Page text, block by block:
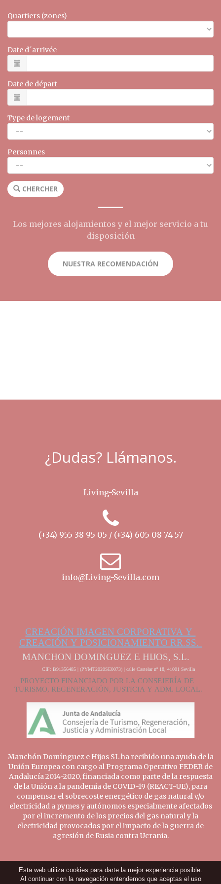
Quartiers (zones)
Date d´arrivée
Date de départ
Type de logement
Personnes
CHERCHER
Los mejores alojamientos y el mejor servicio a tu
disposición
NUESTRA RECOMENDACIÓN
¿Dudas? Llámanos.
Living-Sevilla
(+34) 955 38 95 05 / (+34) 605 08 74 57
info@Living-Sevilla.com
Manchón Domínguez e Hijos SL ha recibido una ayuda de la
Unión Europea con cargo al Programa Operativo FEDER de
Andalucía 2014-2020, financiada como parte de la respuesta
de la Unión a la pandemia de COVID-19 (REACT-UE), para
compensar el sobrecoste energético de gas natural y/o
electricidad a pymes y autónomos especialmente afectados
por el incremento de los precios del gas natural y la
electricidad provocados por el impacto de la guerra de
agresión de Rusia contra Ucrania.
Esta web utiliza cookies para darte la mejor experiencia posible.
Al continuar con la navegación entendemos que aceptas el uso